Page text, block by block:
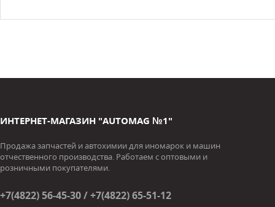
ИНТЕРНЕТ-МАГАЗИН "AUTOMAG №1"
Продажа запчастей и автохимии для иномарок и машин
отчественного производства. Работаем с оптовыми и
розничными покупателями.
+7(4822) 56-45-30 / +7(4822) 65-51-12